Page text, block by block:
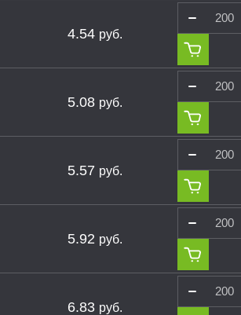
4.54 руб.
5.08 руб.
5.57 руб.
5.92 руб.
6.83 руб.